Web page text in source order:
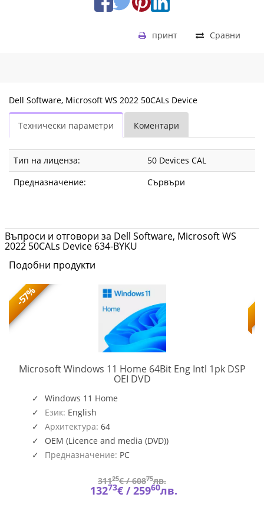
Сравни
принт
Dell Software, Microsoft WS 2022 50CALs Device
Технически параметри Коментари
Тип на лиценза:
50 Devices CAL
Предназначение:
Сървъри
Въпроси и отговори за Dell Software, Microsoft WS
2022 50CALs Device 634-BYKU
Подобни продукти
-57%
Microsoft Windows 11 Home 64Bit Eng Intl 1pk DSP
OEI DVDKW9-
Windows 11 Home
Език: English
Архитектура: 64
OEM (Licence and media (DVD))
Предназначение: PC
31125€ /60875лв.
13273€ /25960лв.